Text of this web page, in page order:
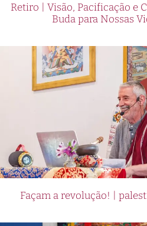
Retiro | Visão, Pacificação e
Buda para Nossas
Façam a revolução! |